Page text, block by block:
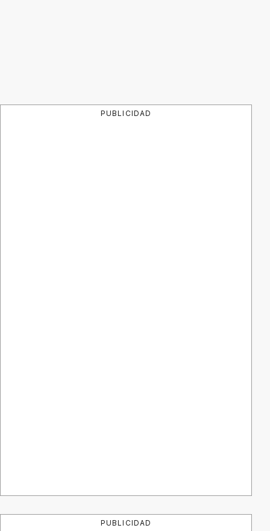
PUBLICIDAD
PUBLICIDAD